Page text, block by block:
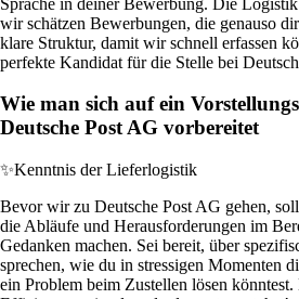
wir schätzen Bewerbungen, die genauso
klare Struktur, damit wir schnell erfassen
perfekte Kandidat für die Stelle bei
Wie man sich auf ein
Deutsche Post AG vorbereitet
✨Kenntnis der Lieferlogistik
Bevor wir zu Deutsche Post AG gehen,
die Abläufe und Herausforderungen im
Gedanken machen. Sei bereit, über
sprechen, wie du in stressigen Momenten
ein Problem beim Zustellen lösen